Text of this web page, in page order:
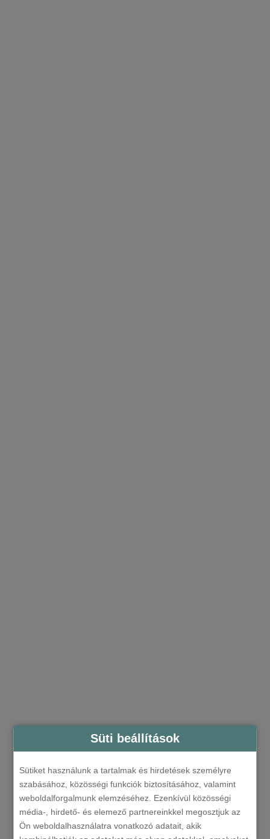
Süti beállítások
Sütiket használunk a tartalmak és hirdetések személyre
szabásához, közösségi funkciók biztosításához, valamint
weboldalforgalmunk elemzéséhez. Ezenkívül közösségi
média-, hirdető- és elemező partnereinkkel megosztjuk az
Ön weboldalhasználatra vonatkozó adatait, akik